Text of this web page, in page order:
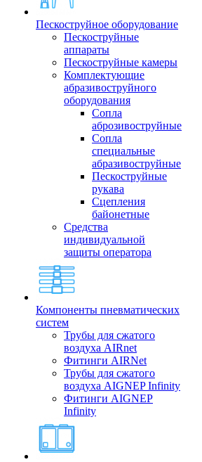
Пескоструйное оборудование
Пескоструйные
аппараты
Пескоструйные камеры
Комплектующие
абразивоструйного
оборудования
Сопла
аброзивоструйные
Сопла
специальные
абразивоструйные
Пескоструйные
рукава
Сцепления
байонетные
Средства
индивидуальной
защиты оператора
Компоненты пневматических
систем
Трубы для сжатого
воздуха AIRnet
Фитинги AIRNet
Трубы для сжатого
воздуха AIGNEP Infinity
Фитинги AIGNEP
Infinity